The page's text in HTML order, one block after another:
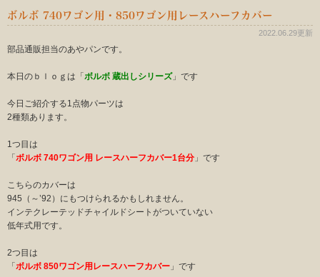
ボルボ 740ワゴン用・850ワゴン用レースハーフカバー
2022.06.29更新
部品通販担当のあやパンです。
本日のｂｌｏｇは「 ボルボ 蔵出しシリーズ」です
今日ご紹介する1点物パーツは
2種類あります。
1つ目は
「 ボルボ 740ワゴン用 レースハーフカバー1台分 」です
こちらのカバーは
945（～’92）にもつけられるかもしれません。
インテクレーテッドチャイルドシートがついていない
低年式用です。
2つ目は
「 ボルボ 850ワゴン用レースハーフカバー 」です